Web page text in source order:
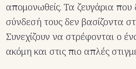
απομονωθείς. Τα ζευγάρια που
σύνδεσή τους δεν βασίζοντα
Συνεχίζουν να στρέφονται ο
ακόμη και στις πιο απλές